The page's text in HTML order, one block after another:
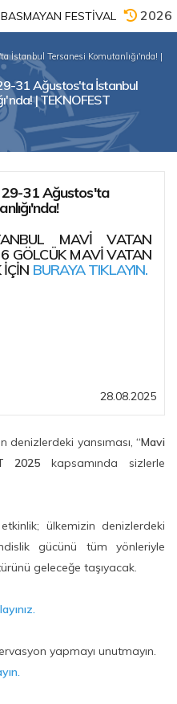
2026
İstanbul Tersanesi Komutanlığı'nda! |
31 Ağustos'ta İstanbul
| TEKNOFEST
29-31 Ağustos'ta
MAVI VATAN
GÖLCÜK MAVI VATAN
BURAYA TIKLAYIN.
28.08.2025
denizlerdeki yansıması, “Mavi
2025 kapsamında sizlerle
ülkemizin denizlerdeki
gücünü tüm yönleriyle
geleceğe taşıyacak.
yapmayı unutmayın.